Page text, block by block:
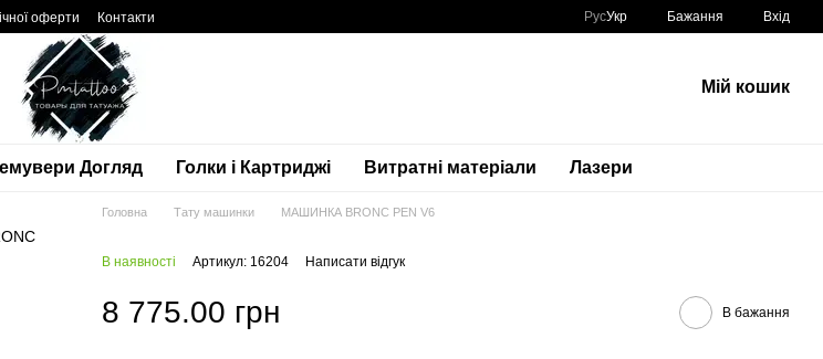
оферти Контакти РусУкр Бажання Вхід
Мій кошик
Догляд Голки і Картриджі Витратні матеріали Лазери
Головна Тату машинки МАШИНКА BRONC PEN V6
В наявності Артикул: 16204 Написати відгук
8 775.00 грн В бажання